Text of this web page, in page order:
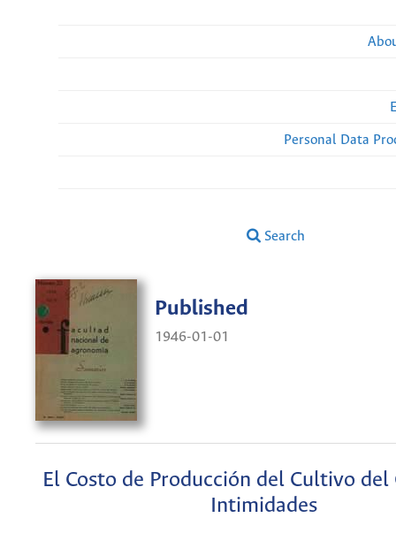
Personal Data
Search
Published
1946-01-01
El Costo de Producción del Cultivo del
Intimidades